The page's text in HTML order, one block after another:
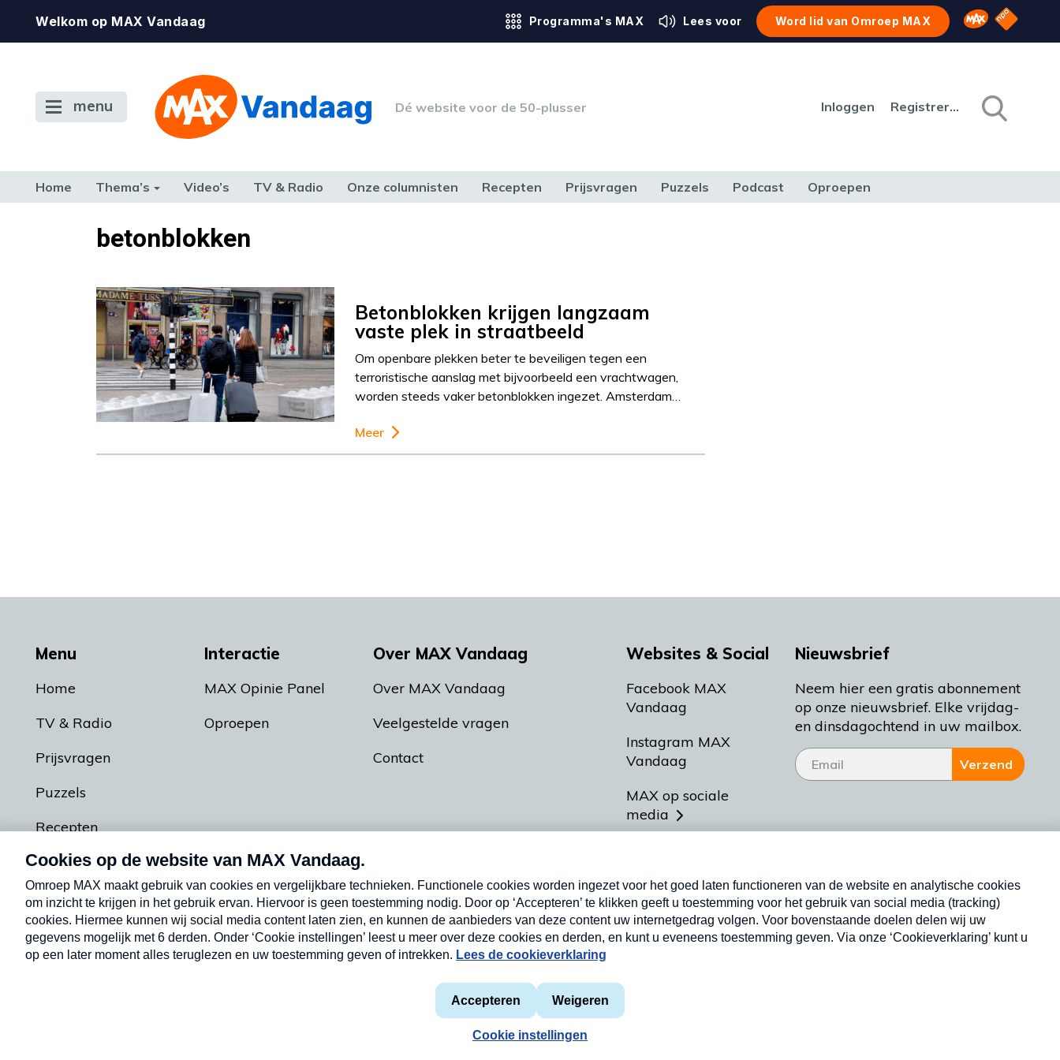
Welkom op MAX Vandaag Programma's MAX Lees voor Word lid van Omroep MAX Omroep MAX
NPO
menu Dé website voor de 50-plusser Inloggen Registreren
Home Thema’s Video’s TV & Radio Onze columnisten Recepten Prijsvragen Puzzels Podcast Oproepen
TERUG NAAR TOENbetonblokken
Betonblokken krijgen langzaam
vaste plek in straatbeeld
Om openbare plekken beter te beveiligen tegen een
terroristische aanslag met bijvoorbeeld een vrachtwagen,
worden steeds vaker betonblokken ingezet. Amsterdam…
Meer
Menu
Home
TV & Radio
Prijsvragen
Puzzels
Recepten
Podcasts
Interactie
MAX Opinie Panel
Oproepen
Over MAX Vandaag
Over MAX Vandaag
Veelgestelde vragen
Contact
Websites & Social
Facebook MAX
Vandaag
Instagram MAX
Vandaag
MAX op sociale
media
Meldpunt Actueel
Heel Holland Bakt
Nieuwsbrief
Neem hier een gratis abonnement
op onze nieuwsbrief. Elke vrijdag-
en dinsdagochtend in uw mailbox.
Verzend
Privacyverklaring
Cookieverklaring
Nieuwsbrief
Neem hier een gratis abonnement op onze